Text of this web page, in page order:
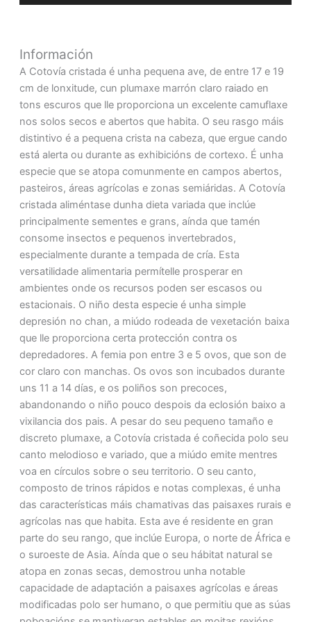
Información
A Cotovía cristada é unha pequena ave, de entre 17 e 19
cm de lonxitude, cun plumaxe marrón claro raiado en
tons escuros que lle proporciona un excelente camuflaxe
nos solos secos e abertos que habita. O seu rasgo máis
distintivo é a pequena crista na cabeza, que ergue cando
está alerta ou durante as exhibicións de cortexo. É unha
especie que se atopa comunmente en campos abertos,
pasteiros, áreas agrícolas e zonas semiáridas. A Cotovía
cristada aliméntase dunha dieta variada que inclúe
principalmente sementes e grans, aínda que tamén
consome insectos e pequenos invertebrados,
especialmente durante a tempada de cría. Esta
versatilidade alimentaria permítelle prosperar en
ambientes onde os recursos poden ser escasos ou
estacionais. O niño desta especie é unha simple
depresión no chan, a miúdo rodeada de vexetación baixa
que lle proporciona certa protección contra os
depredadores. A femia pon entre 3 e 5 ovos, que son de
cor claro con manchas. Os ovos son incubados durante
uns 11 a 14 días, e os poliños son precoces,
abandonando o niño pouco despois da eclosión baixo a
vixilancia dos pais. A pesar do seu pequeno tamaño e
discreto plumaxe, a Cotovía cristada é coñecida polo seu
canto melodioso e variado, que a miúdo emite mentres
voa en círculos sobre o seu territorio. O seu canto,
composto de trinos rápidos e notas complexas, é unha
das características máis chamativas das paisaxes rurais e
agrícolas nas que habita. Esta ave é residente en gran
parte do seu rango, que inclúe Europa, o norte de África e
o suroeste de Asia. Aínda que o seu hábitat natural se
atopa en zonas secas, demostrou unha notable
capacidade de adaptación a paisaxes agrícolas e áreas
modificadas polo ser humano, o que permitiu que as súas